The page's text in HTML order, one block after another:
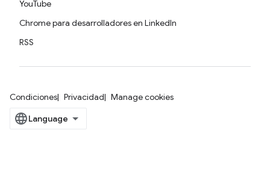
YouTube
Chrome para desarrolladores en LinkedIn
RSS
Condiciones Privacidad Manage cookies